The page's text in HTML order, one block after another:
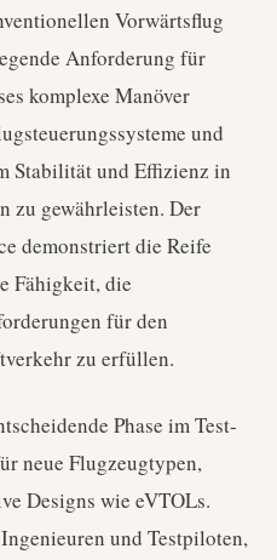
Vorwärtsflug
Anforderung für
komplexe Manöver
und
Stabilität und Effizienz in
zu gewährleisten. Der
demonstriert die Reife
Fähigkeit, die
für den
zu erfüllen.
Phase im Test-
neue Flugzeugtypen,
Designs wie eVTOLs.
und Testpiloten,